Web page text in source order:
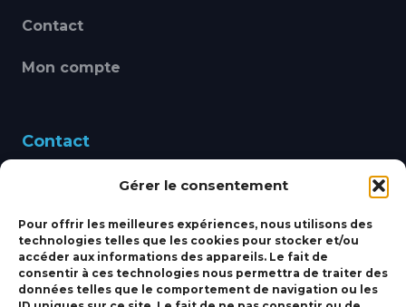
Gérer le consentement
Pour offrir les meilleures expériences, nous utilisons des
technologies telles que les cookies pour stocker et/ou
accéder aux informations des appareils. Le fait de
consentir à ces technologies nous permettra de traiter des
données telles que le comportement de navigation ou les
Contact
Mon compte
Contact
460 Avenue Alain Le
bbsmarine@bbs-
marine.fr